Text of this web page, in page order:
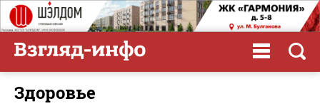
здоровье